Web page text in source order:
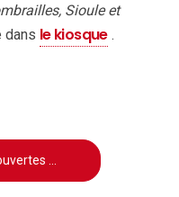
Sioule et
dans le kiosque.
...